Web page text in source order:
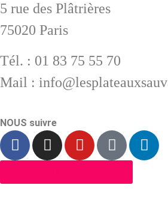
5 rue des Plâtrières
75020 Paris
Tél. : 01 83 75 55 70
Mail :
NOUS suivre